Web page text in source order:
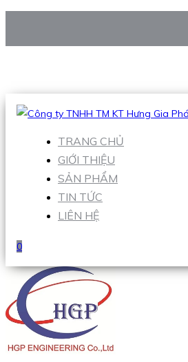
Hotline:0938 906 663
TRANG CHỦ
GIỚI THIỆU
SẢN PHẨM
TIN TỨC
LIÊN HỆ
0